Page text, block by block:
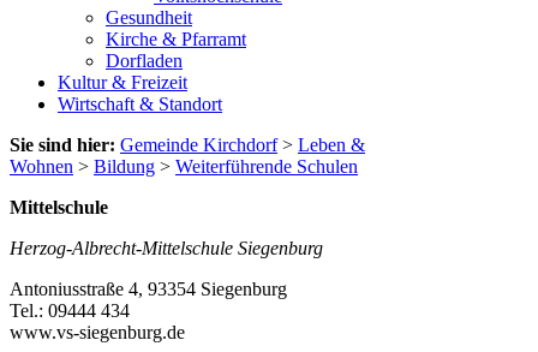
Gesundheit
Kirche & Pfarramt
Dorfladen
Kultur & Freizeit
Wirtschaft & Standort
Sie sind hier: Gemeinde Kirchdorf> Leben &
Wohnen > Bildung > Weiterführende Schulen
Mittelschule
Herzog-Albrecht-Mittelschule Siegenburg
Antoniusstraße 4, 93354 Siegenburg
Tel.: 09444 434
www.vs-siegenburg.de